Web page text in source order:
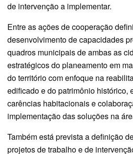
de intervenção a implementar.
Entre as ações de cooperação
desenvolvimento de capacidades
quadros municipais de ambas as
estratégicos do planeamento em
do território com enfoque na
edificado e do patrimônio histórico,
carências habitacionais e
implementação das soluções na
Também está prevista a definição
projetos de trabalho e de